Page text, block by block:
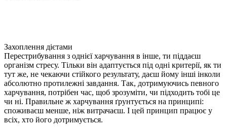
Захоплення дієтами
Перестрибування з однієї харчування в інше, ти піддаєш
організм стресу. Тільки він адаптується під одні критерії, як ти
тут же, не чекаючи стійкого результату, даєш йому інші інколи
абсолютно протилежні завдання. Так, дотримуючись певного
харчування, потрібен час, щоб зрозуміти, чи підходить тобі це
чи ні. Правильне ж харчування ґрунтується на принципі:
споживаєш менше, ніж витрачаєш. І цей принцип працює у
всіх, хто його дотримується.